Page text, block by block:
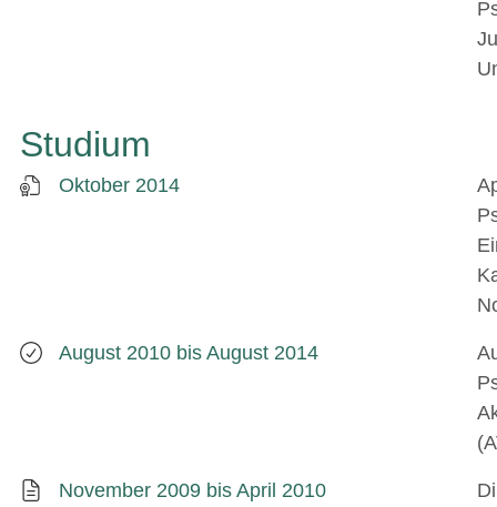
Studium
Oktober 2014
August 2010 bis August 2014
November 2009 bis April 2010